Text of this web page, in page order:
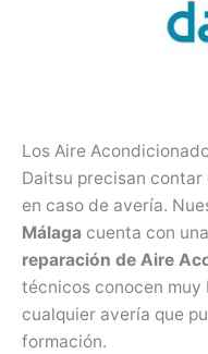
Los Aire
Daitsu precisan contar
en caso de avería.
Málaga cuenta con una
reparación de Aire
técnicos conocen muy
cualquier avería que
formación.